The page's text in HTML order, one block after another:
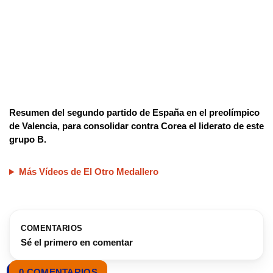
Resumen del segundo partido de España en el preolímpico
de Valencia, para consolidar contra Corea el liderato de este
grupo B.
Más Vídeos de El Otro Medallero
COMENTARIOS
Sé el primero en comentar